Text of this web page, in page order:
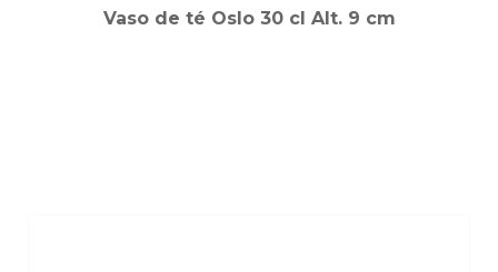
Vaso de té Oslo 30 cl Alt. 9 cm